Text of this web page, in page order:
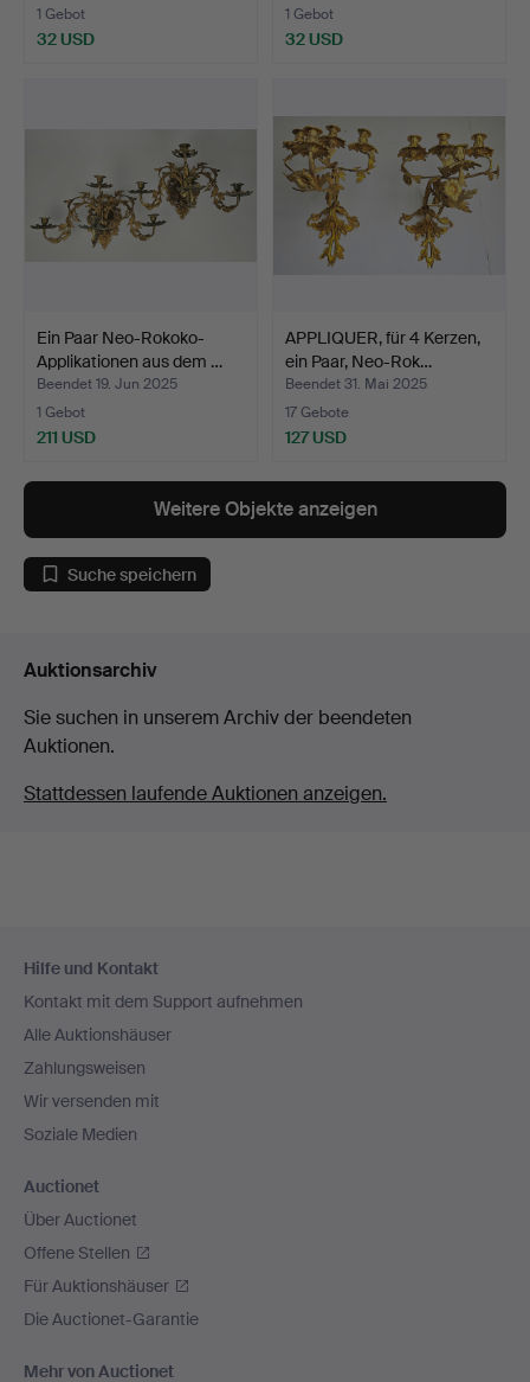
1 Gebot
32 USD
1 Gebot
32 USD
Ein Paar Neo-Rokoko-
Applikationen aus dem …
Beendet 19. Jun 2025
1 Gebot
211 USD
APPLIQUER, für 4 Kerzen,
ein Paar, Neo-Rok…
Beendet 31. Mai 2025
17 Gebote
127 USD
Weitere Objekte anzeigen
Suche speichern
Auktionsarchiv
Sie suchen in unserem Archiv der beendeten
Auktionen.
Stattdessen laufende Auktionen anzeigen.
Navigation
Hilfe und Kontakt
Kontakt mit dem Support aufnehmen
Alle Auktionshäuser
Zahlungsweisen
Wir versenden mit
Soziale Medien
Auctionet
Über Auctionet
Offene Stellen
Für Auktionshäuser
Die Auctionet-Garantie
Mehr von Auctionet